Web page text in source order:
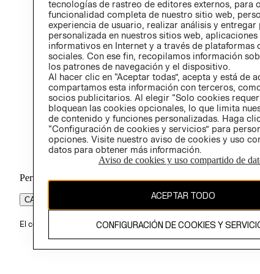
Perú (S/)
CAMBIAR REGIÓN
El contenido de esta página web está protegido por copyright y es
tecnologías de rastreo de editores externos, para
funcionalidad completa de nuestro sitio web,
experiencia de usuario, realizar análisis y entregar
personalizada en nuestros sitios web,
informativos en Internet y a través de plataformas
sociales. Con ese fin, recopilamos información
los patrones de navegación y el dispositivo.
Al hacer clic en “Aceptar todas”, acepta y está de
compartamos esta información con terceros,
socios publicitarios. Al elegir “Solo cookies
bloquean las cookies opcionales, lo que limita
de contenido y funciones personalizadas. Haga
“Configuración de cookies y servicios” para
opciones. Visite nuestro aviso de cookies y uso
datos para obtener más información.
Aviso de cookies y uso compartido de
ACEPTAR TODO
CONFIGURACIÓN DE COOKIES Y